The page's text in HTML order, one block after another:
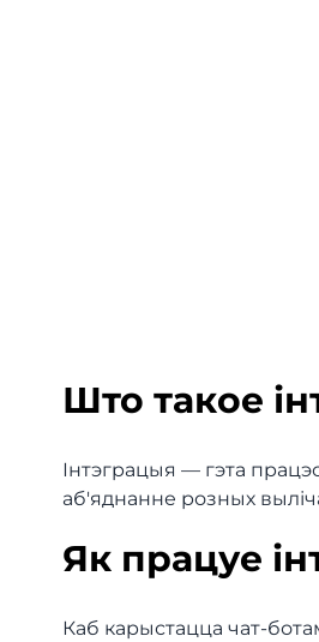
Што такое
Інтэграцыя — гэта
аб'яднанне розных
Як працуе
Каб карыстацца чат-